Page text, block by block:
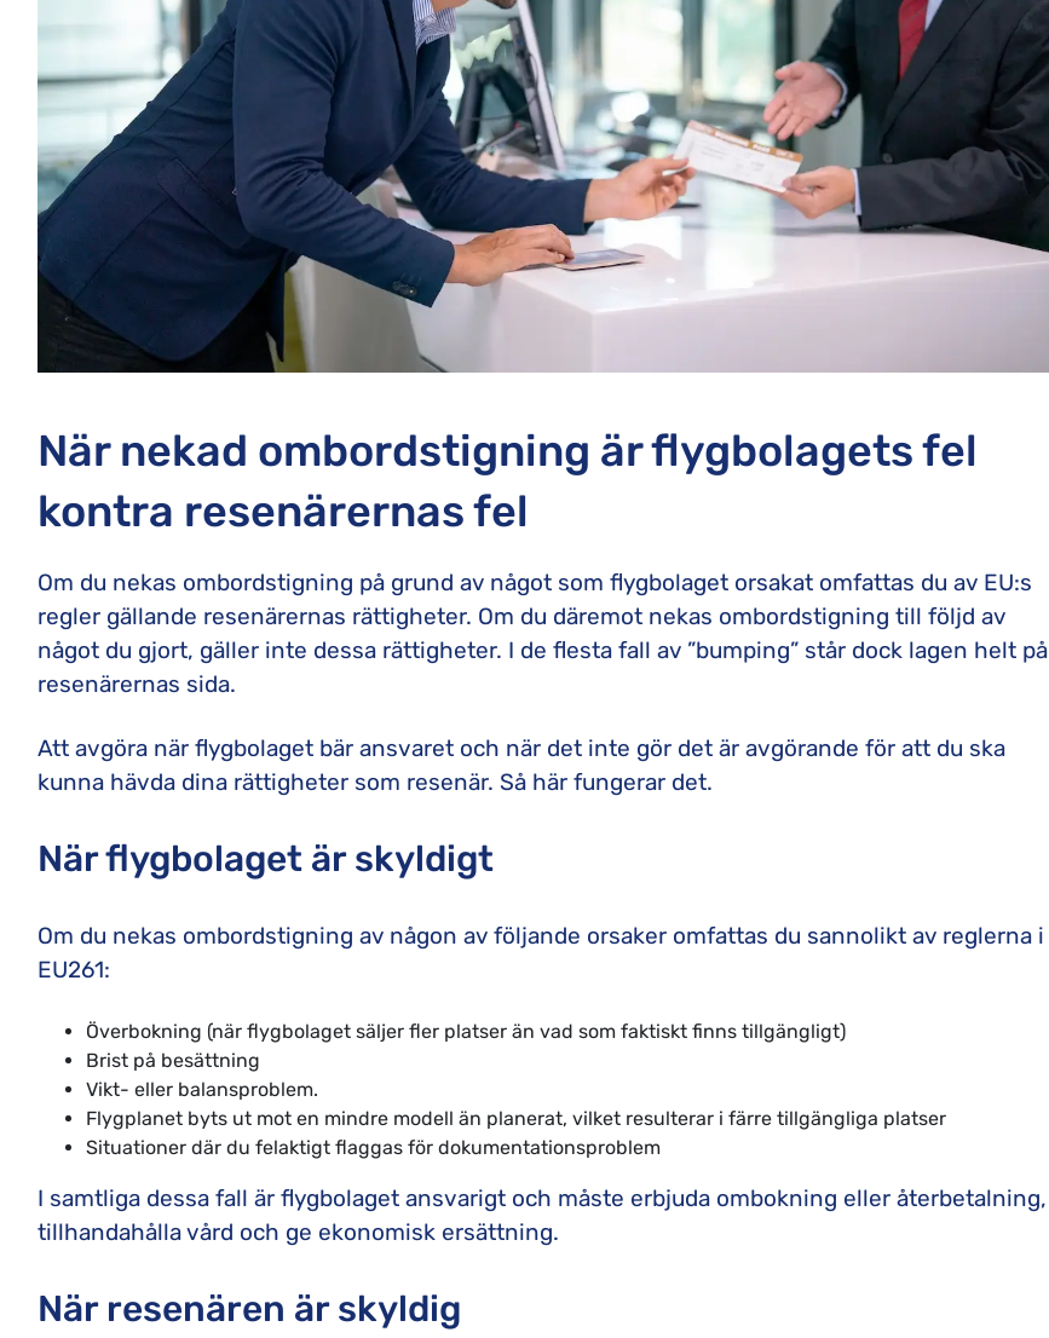
När nekad ombordstigning är flygbolagets fel
kontra resenärernas fel
Om du nekas ombordstigning på grund av något som flygbolaget orsakat omfattas du av EU:s
regler gällande resenärernas rättigheter. Om du däremot nekas ombordstigning till följd av
något du gjort, gäller inte dessa rättigheter. I de flesta fall av ”bumping” står dock lagen helt på
resenärernas sida.
Att avgöra när flygbolaget bär ansvaret och när det inte gör det är avgörande för att du ska
kunna hävda dina rättigheter som resenär. Så här fungerar det.
När flygbolaget är skyldigt
Om du nekas ombordstigning av någon av följande orsaker omfattas du sannolikt av reglerna i
EU261:
Överbokning (när flygbolaget säljer fler platser än vad som faktiskt finns tillgängligt)
Brist på besättning
Vikt- eller balansproblem.
Flygplanet byts ut mot en mindre modell än planerat, vilket resulterar i färre tillgängliga platser
Situationer där du felaktigt flaggas för dokumentationsproblem
I samtliga dessa fall är flygbolaget ansvarigt och måste erbjuda ombokning eller återbetalning,
tillhandahålla vård och ge ekonomisk ersättning.
När resenären är skyldig